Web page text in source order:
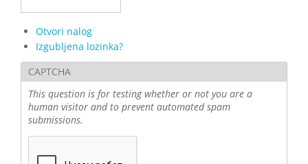
Otvori nalog
Izgubljena lozinka?
CAPTCHA
This question is for testing whether or not you are a
human visitor and to prevent automated spam
submissions.